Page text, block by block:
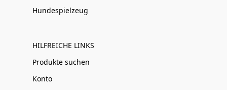
Hundespielzeug
HILFREICHE LINKS
Produkte suchen
Konto